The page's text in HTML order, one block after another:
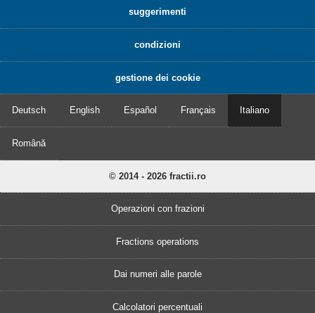
suggerimenti
condizioni
gestione dei cookie
Deutsch English Español Français Italiano
Română
© 2014 - 2026 fractii.ro
Operazioni con frazioni
Fractions operations
Dai numeri alle parole
Calcolatori percentuali